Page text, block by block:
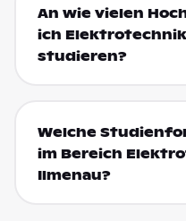
An wie vielen
ich
studieren?
Welche
im Bereich
Ilmenau?